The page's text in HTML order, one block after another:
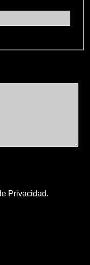
Privacidad.